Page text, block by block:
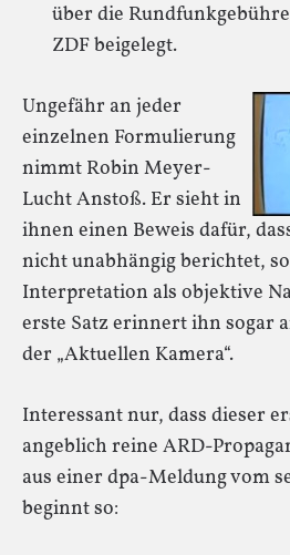
über die
ZDF beigelegt.
Ungefähr an jeder
einzelnen Formulierung
nimmt Robin Meyer-
Lucht Anstoß. Er sieht in
ihnen einen Beweis dafür,
nicht unabhängig berichtet,
Interpretation als objektive
erste Satz erinnert ihn sogar
der „Aktuellen Kamera“.
Interessant nur, dass dieser
angeblich reine ARD-
aus einer dpa-Meldung vom
beginnt so: